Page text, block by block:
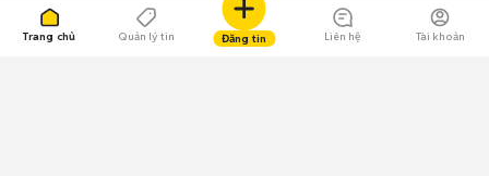
Trang chủ Quản lý tin Đăng tin Liên hệ Tài khoản